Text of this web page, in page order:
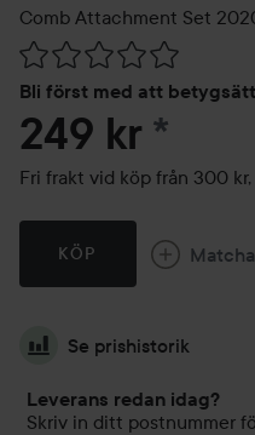
Comb Attachment Set
Bli först med att
Hoppa till Betyg &
249 kr *
Fri frakt vid köp från 300
KÖP Matcha
Se prishistorik
Leverans redan idag?
Skriv in ditt postnummer